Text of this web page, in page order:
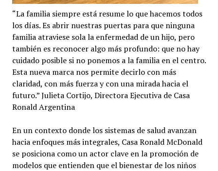
“La familia siempre está resume lo que hacemos todos
los días. Es abrir nuestras puertas para que ninguna
familia atraviese sola la enfermedad de un hijo, pero
también es reconocer algo más profundo: que no hay
cuidado posible si no ponemos a la familia en el centro.
Esta nueva marca nos permite decirlo con más
claridad, con más fuerza y con una mirada hacia el
futuro.” Julieta Cortijo, Directora Ejecutiva de Casa
Ronald Argentina
En un contexto donde los sistemas de salud avanzan
hacia enfoques más integrales, Casa Ronald McDonald
se posiciona como un actor clave en la promoción de
modelos que entienden que el bienestar de los niños